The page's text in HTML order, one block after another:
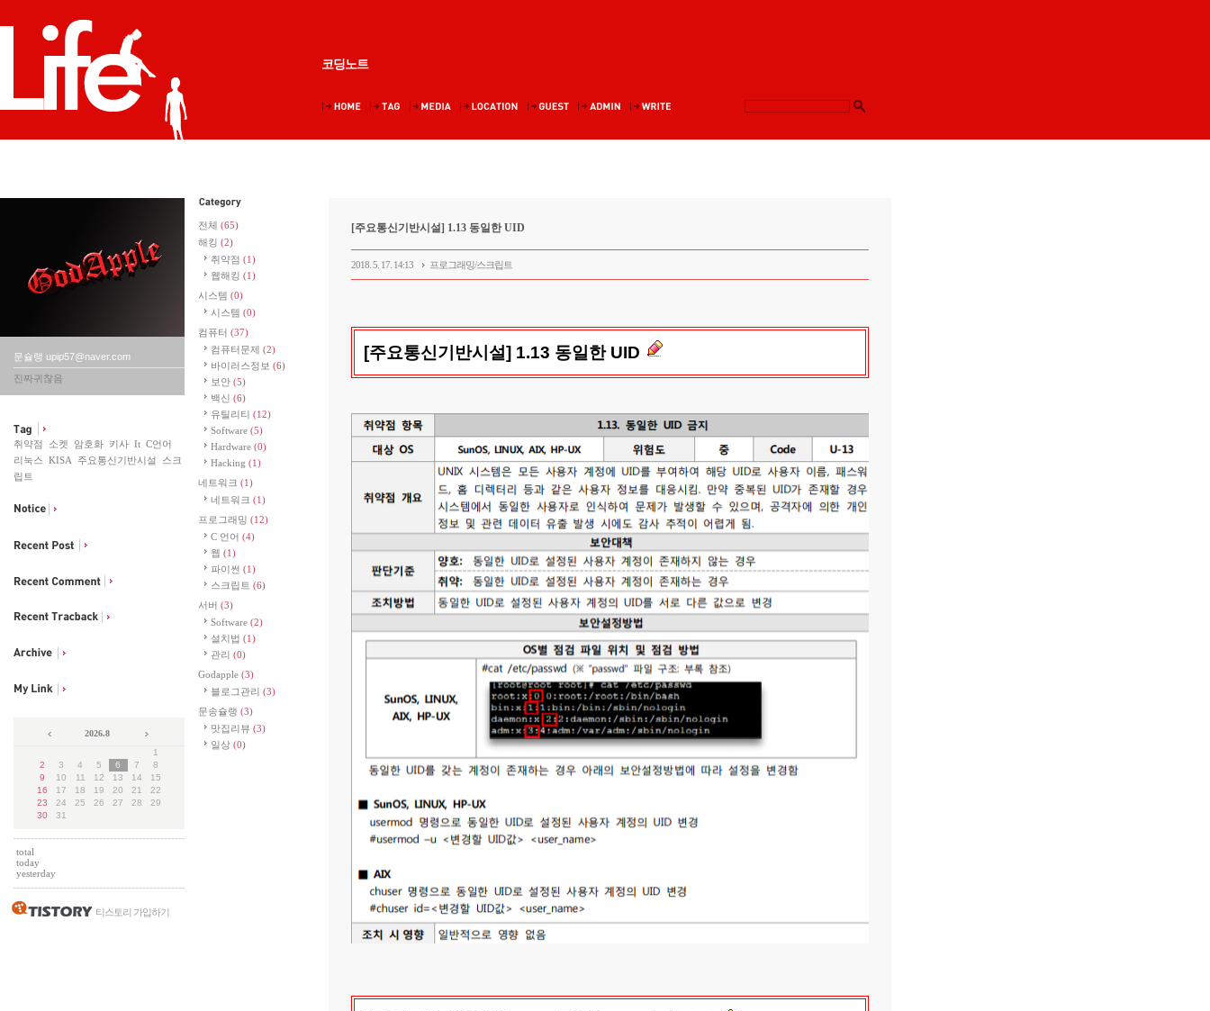
코딩노트
문슐랭 upip57@naver.com
진짜귀찮음
취약점 소켓 암호화 키사 It C언어
리눅스 KISA 주요통신기반시설
스크
립트
2026.8
1
2
3 4 5 6 7
8
9
10 11 12 13 14
15
16
17 18 19 20 21
22
23
24 25 26 27 28
29
30
31
total
today
yesterday
티스토리 가입하기
전체 (65)
해킹 (2)
취약점 (1)
웹해킹 (1)
시스템 (0)
시스템 (0)
컴퓨터 (37)
컴퓨터문제 (2)
바이러스정보 (6)
보안 (5)
백신 (6)
유틸리티 (12)
Software (5)
Hardware (0)
Hacking (1)
네트워크 (1)
네트워크 (1)
프로그래밍 (12)
C 언어 (4)
웹 (1)
파이썬 (1)
스크립트 (6)
서버 (3)
Software (2)
설치법 (1)
관리 (0)
Godapple (3)
블로그관리 (3)
문송슐랭 (3)
맛집리뷰 (3)
일상 (0)
[주요통신기반시설] 1.13 동일한 UID
2018. 5. 17. 14:13 프로그래밍/스크립트
[주요통신기반시설] 1.13 동일한 UID